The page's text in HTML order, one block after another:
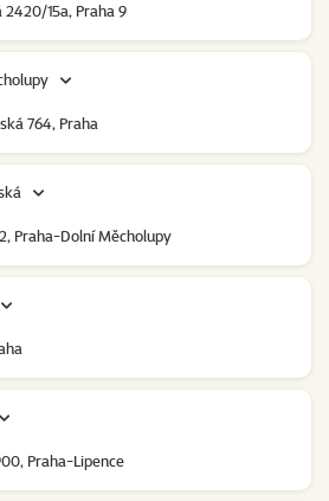
15a, Praha 9
764, Praha
Praha-Dolní Měcholupy
Praha-Lipence